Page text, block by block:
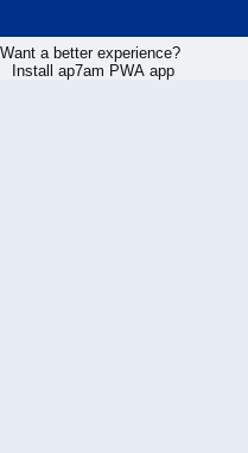
Want a better experience?
Install ap7am PWA app